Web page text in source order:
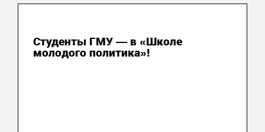
Студенты ГМУ — в «Школе
молодого политика»!